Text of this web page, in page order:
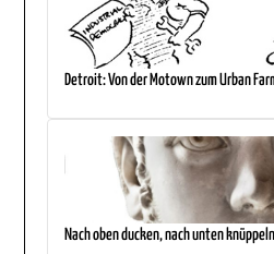
Detroit: Von der Motown zum Urban
Nach oben ducken, nach unten knüppeln